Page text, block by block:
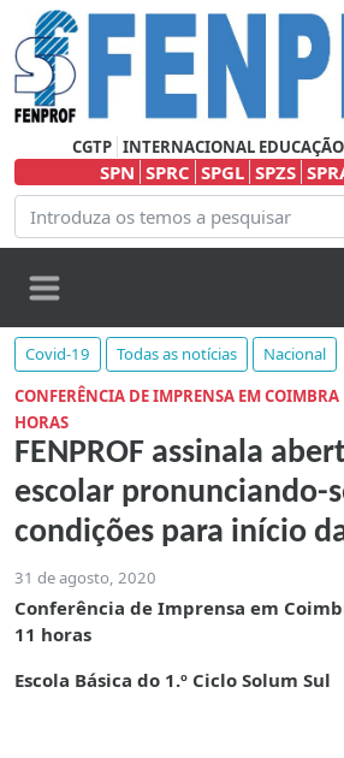
CGTP INTERNACIONAL EDUCAÇÃO
SPN SPRC SPGL SPZS
Covid-19 Todas as notícias
Nacional
CONFERÊNCIA DE IMPRENSA EM
HORAS
FENPROF assinala
escolar pronunciando-
condições para início
31 de agosto, 2020
Conferência de Imprensa em
11 horas
Escola Básica do 1.º Ciclo Solum Sul